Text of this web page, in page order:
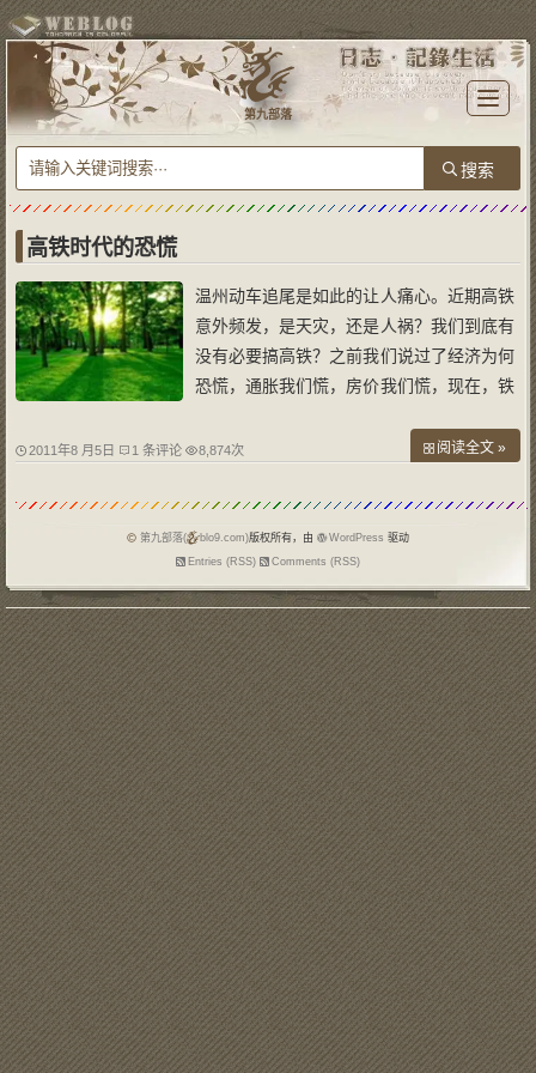
T
o
l
e
n
i
n
第九部落
高铁时代的恐慌
温州动车追尾是如此的让人痛心。近期高铁
意外频发，是天灾，还是人祸？我们到底有
没有必要搞高铁？之前我们说过了经济为何
恐慌，通胀我们慌，房价我们慌，现在，铁
慌。 对于这个问题，我们铁道部是这么说
言人，包括现在的铁道部的领导，在接
2011年8 月5日 1 条评论 8,874次 阅读全文 »
第九部落( blo9.com)版权所有，由 WordPress 驱动
Entries (RSS)
Comments (RSS)